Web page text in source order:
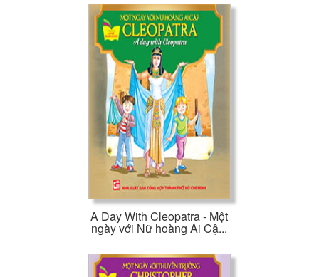
A Day With Cleopatra - Một
ngày với Nữ hoàng Ai Cậ...